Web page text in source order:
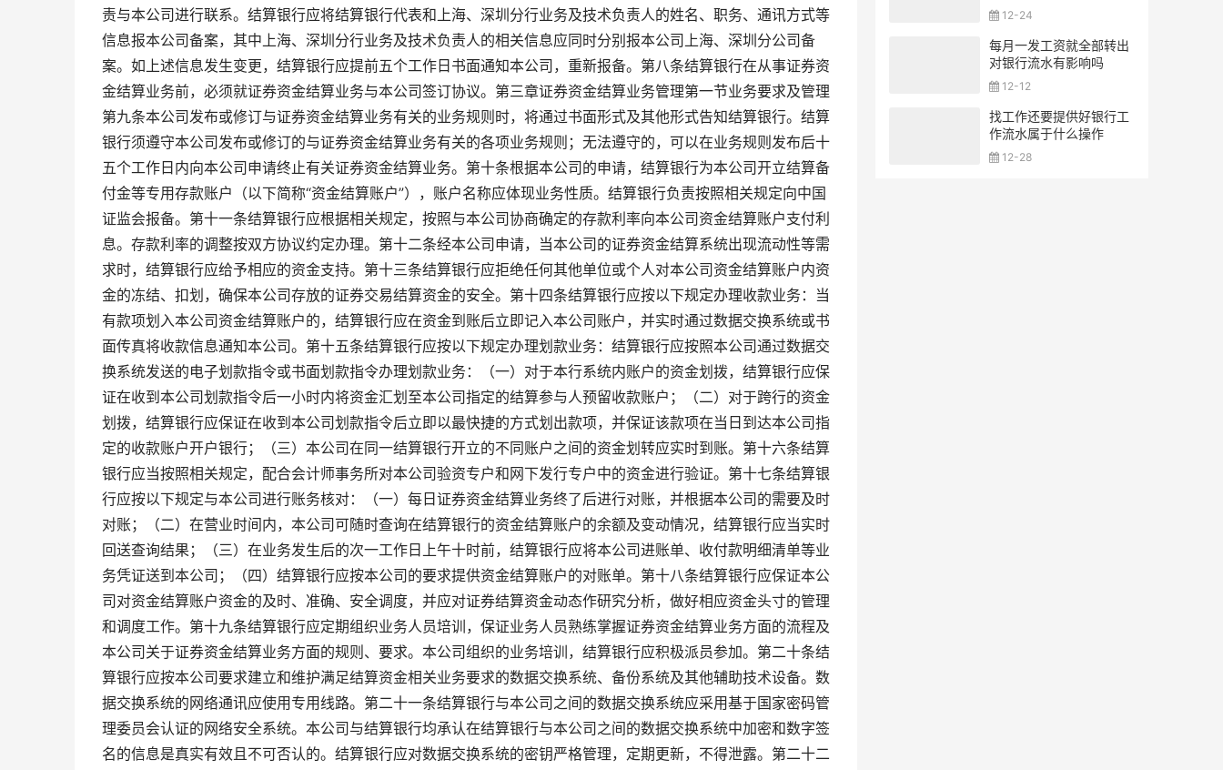
责与本公司进行联系。结算银行应将结算银行代表和上海、深圳分行业务及技术负责人的姓名、职务、通讯方式等
信息报本公司备案，其中上海、深圳分行业务及技术负责人的相关信息应同时分别报本公司上海、深圳分公司备
案。如上述信息发生变更，结算银行应提前五个工作日书面通知本公司，重新报备。第八条结算银行在从事证券资
金结算业务前，必须就证券资金结算业务与本公司签订协议。第三章证券资金结算业务管理第一节业务要求及管理
第九条本公司发布或修订与证券资金结算业务有关的业务规则时，将通过书面形式及其他形式告知结算银行。结算
银行须遵守本公司发布或修订的与证券资金结算业务有关的各项业务规则；无法遵守的，可以在业务规则发布后十
五个工作日内向本公司申请终止有关证券资金结算业务。第十条根据本公司的申请，结算银行为本公司开立结算备
付金等专用存款账户（以下简称“资金结算账户”），账户名称应体现业务性质。结算银行负责按照相关规定向中国
证监会报备。第十一条结算银行应根据相关规定，按照与本公司协商确定的存款利率向本公司资金结算账户支付利
息。存款利率的调整按双方协议约定办理。第十二条经本公司申请，当本公司的证券资金结算系统出现流动性等需
求时，结算银行应给予相应的资金支持。第十三条结算银行应拒绝任何其他单位或个人对本公司资金结算账户内资
金的冻结、扣划，确保本公司存放的证券交易结算资金的安全。第十四条结算银行应按以下规定办理收款业务：当
有款项划入本公司资金结算账户的，结算银行应在资金到账后立即记入本公司账户，并实时通过数据交换系统或书
面传真将收款信息通知本公司。第十五条结算银行应按以下规定办理划款业务：结算银行应按照本公司通过数据交
换系统发送的电子划款指令或书面划款指令办理划款业务：（一）对于本行系统内账户的资金划拨，结算银行应保
证在收到本公司划款指令后一小时内将资金汇划至本公司指定的结算参与人预留收款账户；（二）对于跨行的资金
划拨，结算银行应保证在收到本公司划款指令后立即以最快捷的方式划出款项，并保证该款项在当日到达本公司指
定的收款账户开户银行；（三）本公司在同一结算银行开立的不同账户之间的资金划转应实时到账。第十六条结算
银行应当按照相关规定，配合会计师事务所对本公司验资专户和网下发行专户中的资金进行验证。第十七条结算银
行应按以下规定与本公司进行账务核对：（一）每日证券资金结算业务终了后进行对账，并根据本公司的需要及时
对账；（二）在营业时间内，本公司可随时查询在结算银行的资金结算账户的余额及变动情况，结算银行应当实时
回送查询结果；（三）在业务发生后的次一工作日上午十时前，结算银行应将本公司进账单、收付款明细清单等业
务凭证送到本公司；（四）结算银行应按本公司的要求提供资金结算账户的对账单。第十八条结算银行应保证本公
司对资金结算账户资金的及时、准确、安全调度，并应对证券结算资金动态作研究分析，做好相应资金头寸的管理
和调度工作。第十九条结算银行应定期组织业务人员培训，保证业务人员熟练掌握证券资金结算业务方面的流程及
本公司关于证券资金结算业务方面的规则、要求。本公司组织的业务培训，结算银行应积极派员参加。第二十条结
算银行应按本公司要求建立和维护满足结算资金相关业务要求的数据交换系统、备份系统及其他辅助技术设备。数
据交换系统的网络通讯应使用专用线路。第二十一条结算银行与本公司之间的数据交换系统应采用基于国家密码管
理委员会认证的网络安全系统。本公司与结算银行均承认在结算银行与本公司之间的数据交换系统中加密和数字签
名的信息是真实有效且不可否认的。结算银行应对数据交换系统的密钥严格管理，定期更新，不得泄露。第二十二
12-24
每月一发工资就全部转出
对银行流水有影响吗
12-12
找工作还要提供好银行工
作流水属于什么操作
12-28